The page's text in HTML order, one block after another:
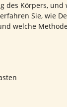
Körpers, und
Sie, wie
welche